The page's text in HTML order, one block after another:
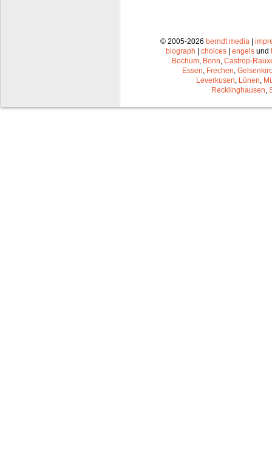
© 2005-2026 berndt media |
biograph | choices | engels und
Bochum Bonn Castrop-
Essen Frechen
Leverkusen Lünen
Recklinghausen